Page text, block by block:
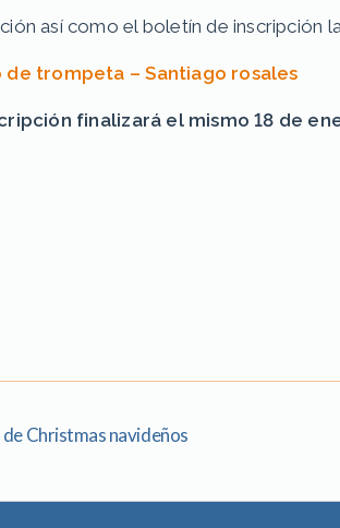
así como el boletín de inscripción
de trompeta – Santiago rosales
finalizará el mismo 18 de
de Christmas navideños